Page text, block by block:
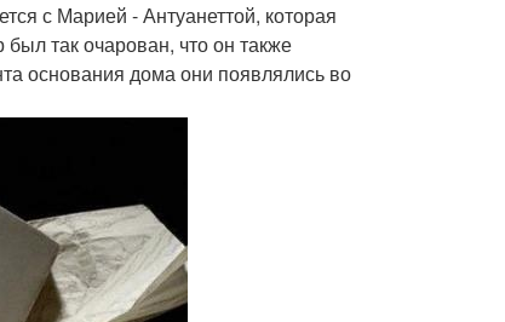
с Марией - Антуанеттой, которая
так очарован, что он также
основания дома они появлялись во